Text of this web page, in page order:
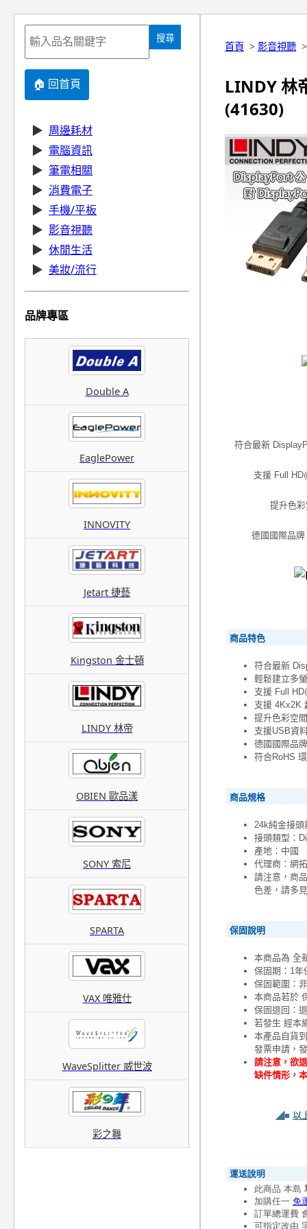
搜尋
🏠 回首頁
▶ 周邊耗材
▶ 電腦資訊
▶ 筆電相關
▶ 消費電子
▶ 手機/平板
▶ 影音視聽
▶ 休閒生活
▶ 美妝/流行
品牌專區
Double A
EaglePower
INNOVITY
Jetart 捷藝
Kingston 金士頓
LINDY 林帝
OBIEN 歐品漾
SONY 索尼
SPARTA
VAX 唯雅仕
WaveSplitter 威世波
彩之舞
首頁 > 影音視聽
LINDY 林
(41630)
符合最新
支援 Full
提升色
德國國際品
商品特色
符合最新
輕鬆建立多
支援 Full
支援 4Kx2K
提升色彩空
支援USB資
德國國際品
符合RoHS
商品規格
24k純金接頭
接頭類型：
產地：中國
代理商：網
請注意，商
色差，請多
保固說明
本商品為 全
保固期：1年
保固範圍：
本商品若於
保固退回：
若發生 經本
本產品自貨
發票申請，
請注意，欲
缺件情形，
◢■ 以